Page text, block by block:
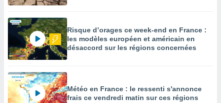
Risque d’orages ce week-end en France :
les modèles européen et américain en
désaccord sur les régions concernées
Météo en France : le ressenti s'annonce
frais ce vendredi matin sur ces régions